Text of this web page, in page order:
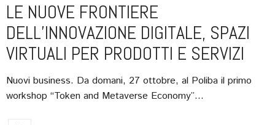
LE NUOVE FRONTIERE
DELL’INNOVAZIONE DIGITALE, SPAZI
VIRTUALI PER PRODOTTI E SERVIZI
Nuovi business. Da domani, 27 ottobre, al Poliba il primo
workshop “Token and Metaverse Economy”…